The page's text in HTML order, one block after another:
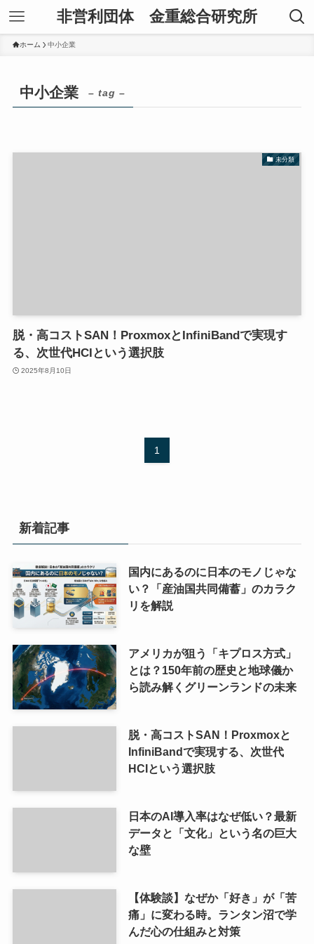
非営利団体 金重総合研究所
ホーム 中小企業
中小企業 – tag –
未分類
脱・高コストSAN！ProxmoxとInfiniBandで実現す
る、次世代HCIという選択肢
2025年8月10日
1
新着記事
国内にあるのに日本のモノじゃな
い？「産油国共同備蓄」のカラク
リを解説
アメリカが狙う「キプロス方式」
とは？150年前の歴史と地球儀か
ら読み解くグリーンランドの未来
脱・高コストSAN！Proxmoxと
InfiniBandで実現する、次世代
HCIという選択肢
日本のAI導入率はなぜ低い？最新
データと「文化」という名の巨大
な壁
【体験談】なぜか「好き」が「苦
痛」に変わる時。ランタン沼で学
んだ心の仕組みと対策